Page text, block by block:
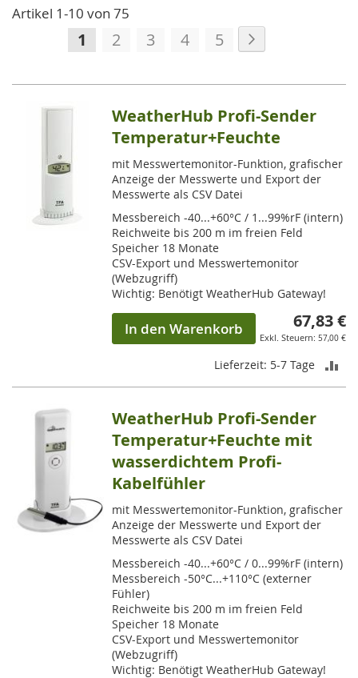
Artikel 1-10 von 75
Seite
Sie
gerade
Seite
1 Seite
2 Seite
3 Seite
4 Seite
5
WeatherHub Profi-Sender
Temperatur+Feuchte
mit Messwertemonitor-Funktion, grafischer
Anzeige der Messwerte und Export der
Messwerte als CSV Datei
Messbereich -40...+60°C / 1...99%rF (intern)
Reichweite bis 200 m im freien Feld
Speicher 18 Monate
CSV-Export und Messwertemonitor
(Webzugriff)
Wichtig: Benötigt WeatherHub Gateway!
67,83 €
57,00 €
In den Warenkorb
Lieferzeit: 5-7 Tage
WeatherHub Profi-Sender
Temperatur+Feuchte mit
wasserdichtem Profi-
Kabelfühler
mit Messwertemonitor-Funktion, grafischer
Anzeige der Messwerte und Export der
Messwerte als CSV Datei
Messbereich -40...+60°C / 0...99%rF (intern)
Messbereich -50°C...+110°C (externer
Fühler)
Reichweite bis 200 m im freien Feld
Speicher 18 Monate
CSV-Export und Messwertemonitor
(Webzugriff)
Wichtig: Benötigt WeatherHub Gateway!